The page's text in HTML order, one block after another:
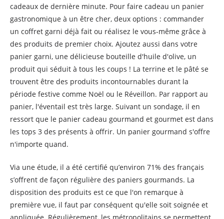
cadeaux de dernière minute. Pour faire cadeau un panier
gastronomique à un être cher, deux options : commander
un coffret garni déjà fait ou réalisez le vous-même grâce à
des produits de premier choix. Ajoutez aussi dans votre
panier garni, une délicieuse bouteille d'huile d'olive, un
produit qui séduit à tous les coups ! La terrine et le pâté se
trouvent être des produits incontournables durant la
période festive comme Noël ou le Réveillon. Par rapport au
panier, l'éventail est très large. Suivant un sondage, il en
ressort que le panier cadeau gourmand et gourmet est dans
les tops 3 des présents à offrir. Un panier gourmand s'offre
n'importe quand.
Via une étude, il a été certifié qu’environ 71% des français
s’offrent de façon régulière des paniers gourmands. La
disposition des produits est ce que l'on remarque à
première vue, il faut par conséquent qu'elle soit soignée et